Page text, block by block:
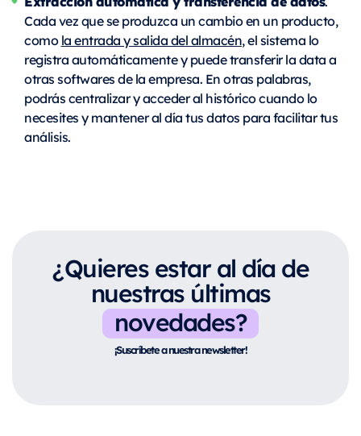
Cada vez que se produzca un cambio en un producto,
comola entrada y salida del almacén, el sistema lo
registra automáticamente y puede transferir la data a
otras softwares de la empresa. En otras palabras,
podrás centralizar y acceder al histórico cuando lo
necesites y mantener al día tus datos para facilitar tus
análisis.
¿Quieres estar al día de
nuestras últimas
novedades?
¡Suscríbete a nuestra newsletter!